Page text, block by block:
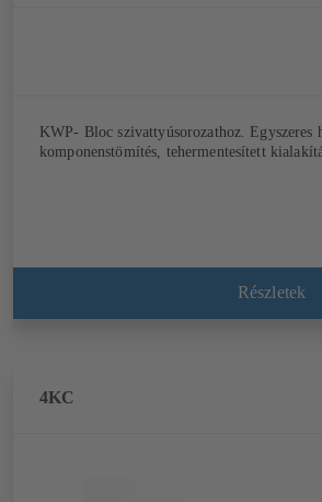
KWP- Bloc szivattyúsorozathoz. Egyszeres
komponenstömítés, tehermentesített
Részletek
4KC